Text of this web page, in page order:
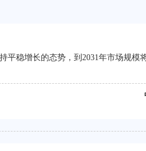
平稳增长的态势，到2031年市场规模